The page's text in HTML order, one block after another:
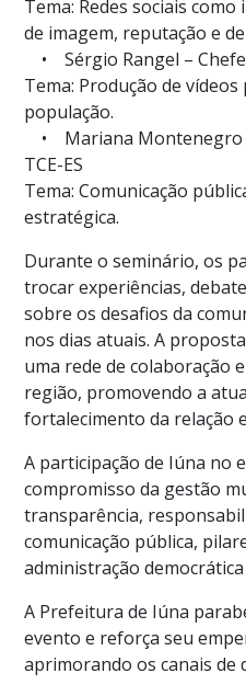
Tema: Redes sociais
de imagem, reputação e
• Sérgio Rangel – Chefe
Tema: Produção de
população.
• Mariana Montenegro
TCE-ES
Tema: Comunicação
estratégica.
Durante o seminário, os
trocar experiências,
sobre os desafios da
nos dias atuais. A
uma rede de colaboração
região, promovendo a
fortalecimento da relação
A participação de Iúna no
compromisso da gestão
transparência,
comunicação pública,
administração
A Prefeitura de Iúna
evento e reforça seu
aprimorando os canais de